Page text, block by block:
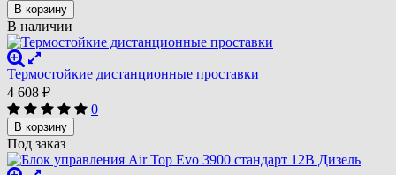
В корзину
В наличии
Термостойкие дистанционные проставки
4 608 ₽
0
В корзину
Под заказ